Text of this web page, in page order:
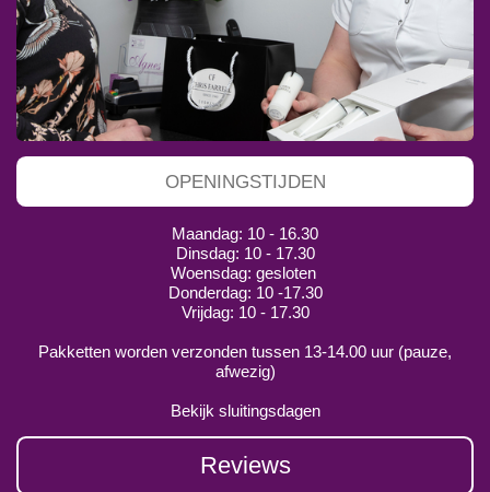
OPENINGSTIJDEN
Maandag: 10 - 16.30
Dinsdag: 10 - 17.30
Woensdag: gesloten
Donderdag: 10 -17.30
Vrijdag: 10 - 17.30
Pakketten worden verzonden tussen 13-14.00 uur (pauze,
afwezig)
Bekijk sluitingsdagen
Reviews